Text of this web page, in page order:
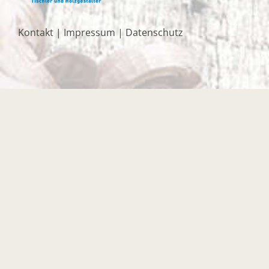
Kontakt | Impressum | Datenschutz